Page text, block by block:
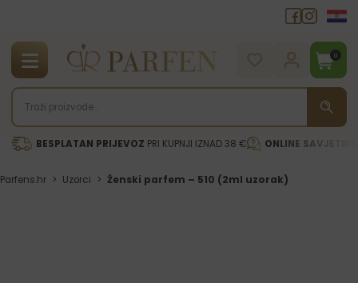
0
BESPLATAN PRIJEVOZ PRI KUPNJI IZNAD 38 € ONLINE
Parfens.hr > Uzorci > Ženski parfem – 510 (2ml uzorak)